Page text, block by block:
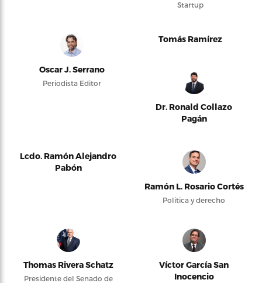
Startup
Oscar J. Serrano
Periodista Editor
Tomás Ramírez
Dr. Ronald Collazo
Pagán
Lcdo. Ramón Alejandro
Pabón
Ramón L. Rosario Cortés
Política y derecho
Thomas Rivera Schatz
Presidente del Senado de
Víctor García San
Inocencio